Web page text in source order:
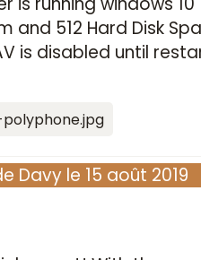
and 512 Hard Disk
is disabled until
Davy le 15 août 2019